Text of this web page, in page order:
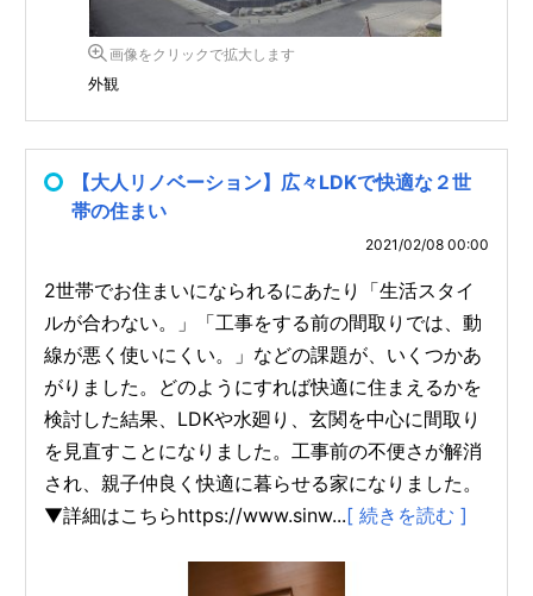
画像をクリックで拡大します
外観
【大人リノベーション】広々LDKで快適な２世
帯の住まい
2021/02/08 00:00
2世帯でお住まいになられるにあたり「生活スタイ
ルが合わない。」「工事をする前の間取りでは、動
線が悪く使いにくい。」などの課題が、いくつかあ
がりました。どのようにすれば快適に住まえるかを
検討した結果、LDKや水廻り、玄関を中心に間取り
を見直すことになりました。工事前の不便さが解消
され、親子仲良く快適に暮らせる家になりました。
▼詳細はこちらhttps://www.sinw...[ 続きを読む ]